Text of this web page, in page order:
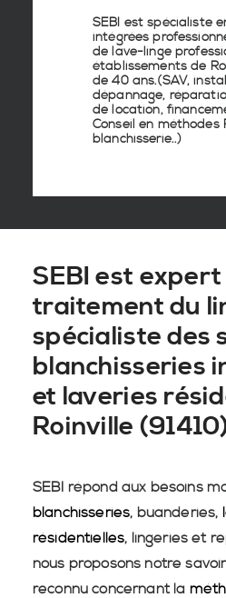
SEBI est spécialiste
intégrées
de lave-linge
établissements de
de 40 ans.(SAV,
dépannage,
de location,
Conseil en méthodes
blanchisserie..)
SEBI est expert
traitement du
spécialiste des
blanchisseries
et laveries
Roinville
SEBI répond aux besoins
blanchisseries, buanderies,
résidentielles, lingeries et
nous proposons notre
reconnu concernant la